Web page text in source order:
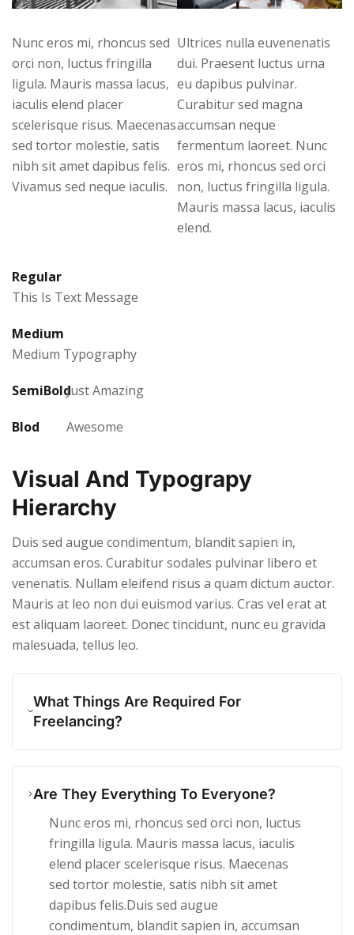
Nunc eros mi, rhoncus sed
orci non, luctus fringilla
ligula. Mauris massa lacus,
iaculis elend placer
scelerisque risus. Maecenas
sed tortor molestie, satis
nibh sit amet dapibus felis.
Vivamus sed neque iaculis.
Ultrices nulla euvenenatis
dui. Praesent luctus urna
eu dapibus pulvinar.
Curabitur sed magna
accumsan neque
fermentum laoreet. Nunc
eros mi, rhoncus sed orci
non, luctus fringilla ligula.
Mauris massa lacus, iaculis
elend.
Regular
This Is Text Message
Medium
Medium Typography
SemiBoldJust Amazing
Blod Awesome
Visual And Typograpy
Hierarchy
Duis sed augue condimentum, blandit sapien in,
accumsan eros. Curabitur sodales pulvinar libero et
venenatis. Nullam eleifend risus a quam dictum auctor.
Mauris at leo non dui euismod varius. Cras vel erat at
est aliquam laoreet. Donec tincidunt, nunc eu gravida
malesuada, tellus leo.
What Things Are Required For
Freelancing?
Are They Everything To Everyone?
Nunc eros mi, rhoncus sed orci non, luctus
fringilla ligula. Mauris massa lacus, iaculis
elend placer scelerisque risus. Maecenas
sed tortor molestie, satis nibh sit amet
dapibus felis.Duis sed augue
condimentum, blandit sapien in, accumsan